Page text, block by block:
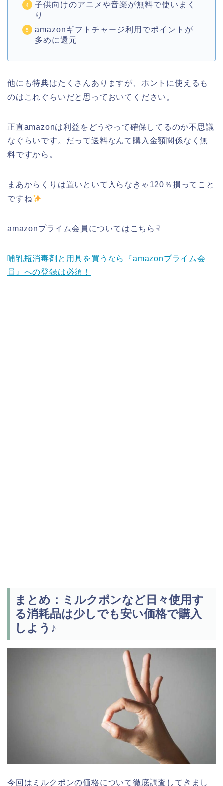
子供向けのアニメや音楽が無料で使いまく
り
amazonギフトチャージ利用でポイントが
多めに還元
他にも特典はたくさんありますが、ホントに使えるも
のはこれぐらいだと思っておいてください。
正直amazonは利益をどうやって確保してるのか不思議
なぐらいです。だって送料なんて購入金額関係なく無
料ですから。
まあからくりは置いといて入らなきゃ120％損ってこと
ですね
amazonプライム会員についてはこちら☟
哺乳瓶消毒剤と用具を買うなら『amazonプライム会
員』への登録は必須！
まとめ：ミルクポンなど日々使用す
る消耗品は少しでも安い価格で購入
しよう♪
今回はミルクポンの価格について徹底調査してきまし